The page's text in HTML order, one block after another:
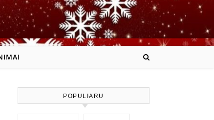
POPULIARU